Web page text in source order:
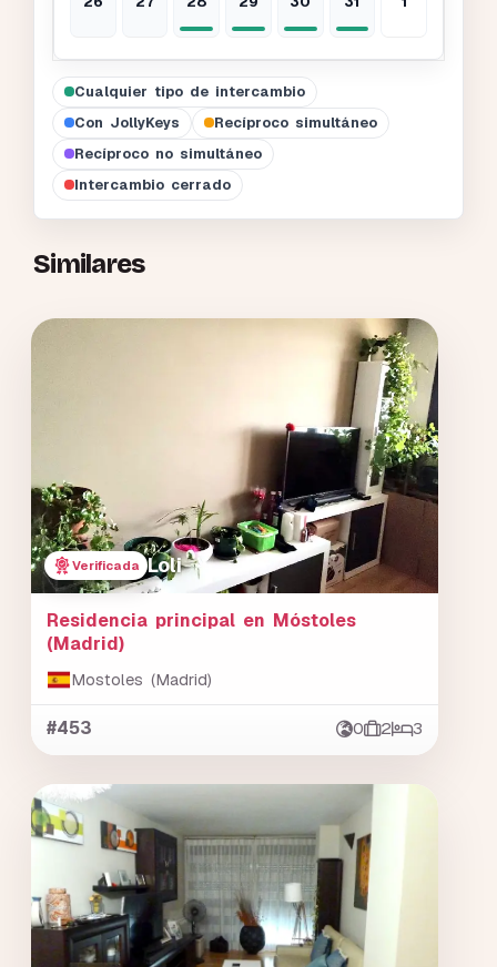
Cualquier tipo de intercambio
Con JollyKeys
Recíproco simultáneo
Recíproco no simultáneo
Intercambio cerrado
Similares
Verificada Loli
Residencia principal en Móstoles
(Madrid)
Mostoles (Madrid)
#453 0 2 3